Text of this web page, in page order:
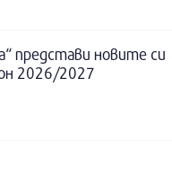
представи новите си
2026/2027